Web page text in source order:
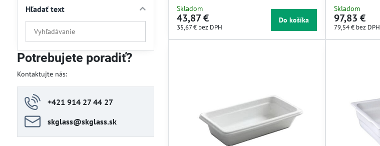
Skladom
43,87 €
35,67 € bez DPH
Do košíka
Skladom
97,83 €
79,54 € bez DPH
Hľadať text
Prehľadať
výsledky
filtra
fulltextom
Potrebujete poradiť?
Kontaktujte nás:
+421 914 27 44 27
skglass​@skglass​.sk